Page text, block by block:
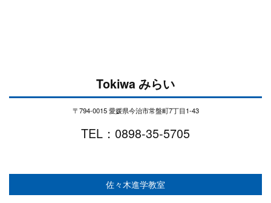
Tokiwa みらい
〒794-0015 愛媛県今治市常盤町7丁目1-43
TEL：0898-35-5705
佐々木進学教室